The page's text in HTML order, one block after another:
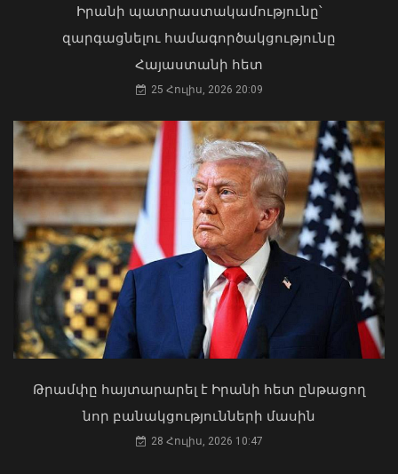
Հայաստանին. ԱԳ նախարարը
շնորհավորել է Արարատ Միրզոյանին
07 Օգոստոս, 2026 19:54
Դուք 5 տարի ինձնից փախած եք ման
եկել. Կոնջորյանը՝ «Հայաստան»
դաշինքի պատգամավորներին
04 Օգոստոս, 2026 15:53
Իրանի պատրաստակամությունը՝
զարգացնելու համագործակցությունը
Հայաստանի հետ
25 Հուլիս, 2026 20:09
Թրամփը հայտարարել է Իրանի հետ ընթացող
նոր բանակցությունների մասին
28 Հուլիս, 2026 10:47